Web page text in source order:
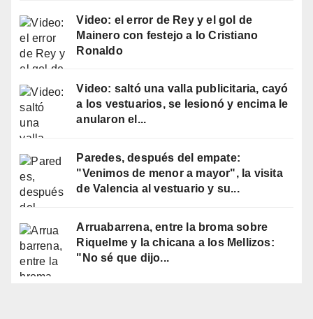
Video: el error de Rey y el gol de
Mainero con festejo a lo Cristiano
Ronaldo
Video: saltó una valla publicitaria, cayó
a los vestuarios, se lesionó y encima le
anularon el...
Paredes, después del empate:
"Venimos de menor a mayor", la visita
de Valencia al vestuario y su...
Arruabarrena, entre la broma sobre
Riquelme y la chicana a los Mellizos:
"No sé que dijo...